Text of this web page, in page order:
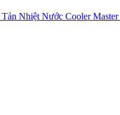
Tản Nhiệt Nước Cooler Master